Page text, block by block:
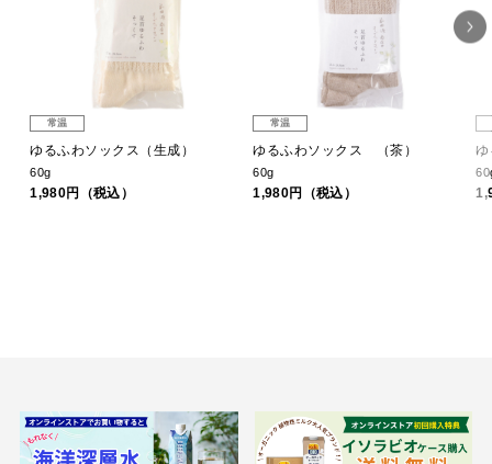
常温
ゆるふわソックス（生成）
60g
1,980円（税込）
常温
ゆるふわソックス （茶）
60g
1,980円（税込）